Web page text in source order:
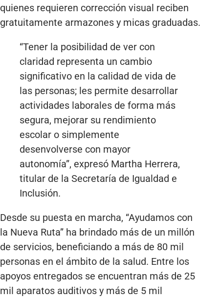
quienes requieren corrección visual reciben
gratuitamente armazones y micas graduadas.
“Tener la posibilidad de ver con
claridad representa un cambio
significativo en la calidad de vida de
las personas; les permite desarrollar
actividades laborales de forma más
segura, mejorar su rendimiento
escolar o simplemente
desenvolverse con mayor
autonomía”, expresó Martha Herrera,
titular de la Secretaría de Igualdad e
Inclusión.
Desde su puesta en marcha, “Ayudamos con
la Nueva Ruta” ha brindado más de un millón
de servicios, beneficiando a más de 80 mil
personas en el ámbito de la salud. Entre los
apoyos entregados se encuentran más de 25
mil aparatos auditivos y más de 5 mil